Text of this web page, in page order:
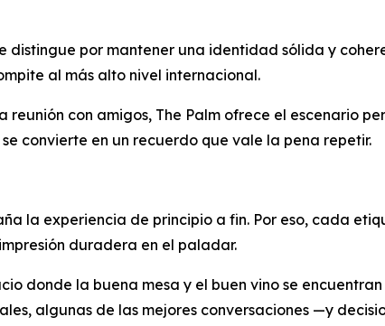
por mantener una identidad sólida y
al más alto nivel internacional.
con amigos, The Palm ofrece el escenario
convierte en un recuerdo que vale la pena repetir.
la experiencia de principio a fin. Por eso, cada
duradera en el paladar.
donde la buena mesa y el buen vino se
algunas de las mejores conversaciones —y